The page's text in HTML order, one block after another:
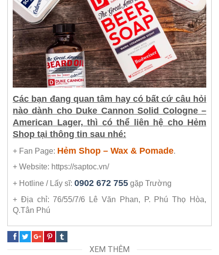
Các bạn đang quan tâm hay có bất cứ câu hỏi
nào dành cho Duke Cannon Solid Cologne –
American Lager, thì có thể liên hệ cho Hẻm
Shop tại thông tin sau nhé:
+ Fan Page: Hẻm Shop – Wax & Pomade.
+ Website: https://saptoc.vn/
+ Hotline / Lấy sĩ: 0902 672 755 gặp Trường
+ Địa chỉ: 76/55/7/6 Lê Văn Phan, P. Phú Thọ Hòa,
Q.Tân Phú
XEM THÊM